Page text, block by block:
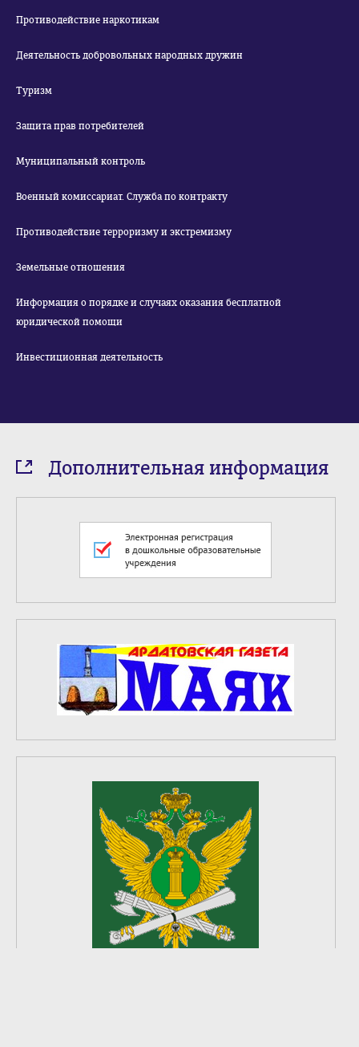
Противодействие наркотикам
Деятельность добровольных народных дружин
Туризм
Защита прав потребителей
Муниципальный контроль
Военный комиссариат. Служба по контракту
Противодействие терроризму и экстремизму
Земельные отношения
Информация о порядке и случаях оказания бесплатной
юридической помощи
Инвестиционная деятельность
Дополнительная информация